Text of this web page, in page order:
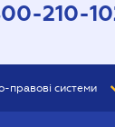
210-
правові системи